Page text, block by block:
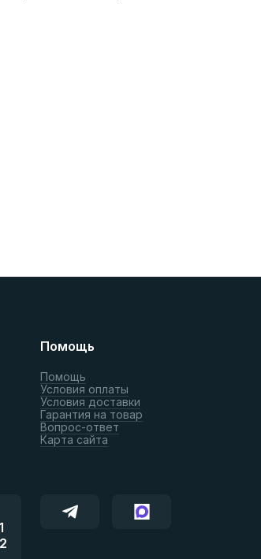
Помощь
Помощь
Условия оплаты
Условия доставки
Гарантия на товар
Вопрос-ответ
Карта сайта